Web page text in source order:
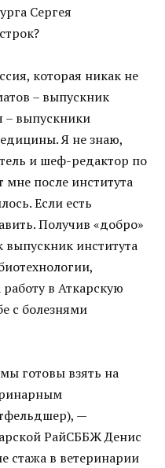
Сергея
которая никак не
– выпускник
– выпускники
Я не знаю,
и шеф-редактор по
мне после института
Если есть
Получив «добро»
выпускник института
в Аткарскую
с болезнями
готовы взять на
—
РайСББЖ Денис
стажа в ветеринарии